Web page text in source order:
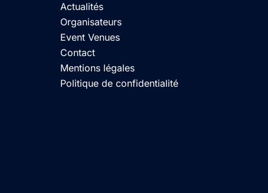
Actualités
Organisateurs
Event Venues
Contact
Mentions légales
Politique de confidentialité